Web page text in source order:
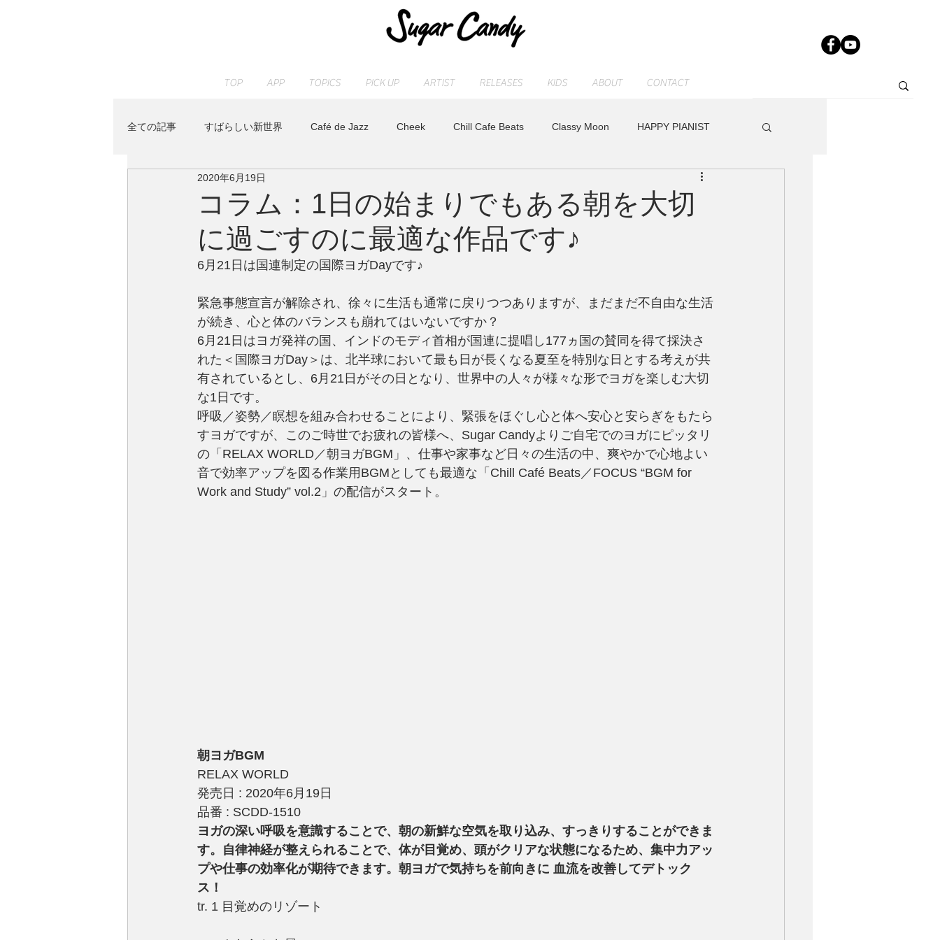
TOP APP TOPICS PICK UP ARTIST RELEASES KIDS ABOUT CONTACT
全ての記事 すばらしい新世界 Café de Jazz Cheek Chill Cafe Beats Classy Moon HAPPY PIANIST
JAZZ PARADISE KENTA HAYASHI Other
Peaceful Piano RELAX WORLD Release SLEEP PIANO STAFF blog
イベント すみれ トベタ ・バジュン 小林信吾
コラム：1日の始まりでもある朝を大切
に過ごすのに最適な作品です♪
2020年6月19日
6月21日は国連制定の国際ヨガDayです♪
緊急事態宣言が解除され、徐々に生活も通常に戻りつつありますが、まだまだ不自由な生活
が続き、心と体のバランスも崩れてはいないですか？
6月21日はヨガ発祥の国、インドのモディ首相が国連に提唱し177ヵ国の賛同を得て採決さ
れた＜国際ヨガDay＞は、北半球において最も日が長くなる夏至を特別な日とする考えが共
有されているとし、6月21日がその日となり、世界中の人々が様々な形でヨガを楽しむ大切
な1日です。
呼吸／姿勢／瞑想を組み合わせることにより、緊張をほぐし心と体へ安心と安らぎをもたら
すヨガですが、このご時世でお疲れの皆様へ、Sugar Candyよりご自宅でのヨガにピッタリ
の「RELAX WORLD／朝ヨガBGM」、仕事や家事など日々の生活の中、爽やかで心地よい
音で効率アップを図る作業用BGMとしても最適な「Chill Café Beats／FOCUS “BGM for
Work and Study” vol.2」の配信がスタート。
朝ヨガBGM
RELAX WORLD
発売日 : 2020年6月19日
品番 : SCDD-1510
ヨガの深い呼吸を意識することで、朝の新鮮な空気を取り込み、すっきりすることができま
す。自律神経が整えられることで、体が目覚め、頭がクリアな状態になるため、集中力アッ
プや仕事の効率化が期待できます。朝ヨガで気持ちを前向きに 血流を改善してデトック
ス！
tr. 1 目覚めのリゾート